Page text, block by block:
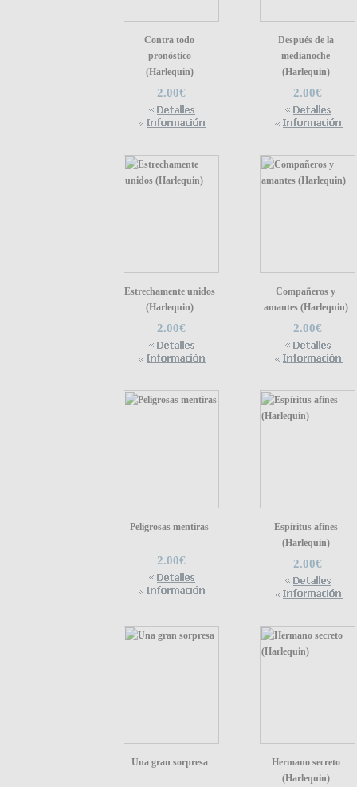
Contra todo
pronóstico
(Harlequin)
2.00€
Después de la
medianoche
(Harlequin)
2.00€
Estrechamente unidos
(Harlequin)
2.00€
Compañeros y
amantes (Harlequin)
2.00€
Peligrosas mentiras
2.00€
Espíritus afines
(Harlequin)
2.00€
Una gran sorpresa
Hermano secreto
(Harlequin)